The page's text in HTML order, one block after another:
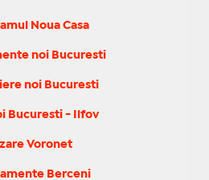
Noua Casa
noi Bucuresti
noi Bucuresti
Bucuresti - Ilfov
Voronet
Berceni